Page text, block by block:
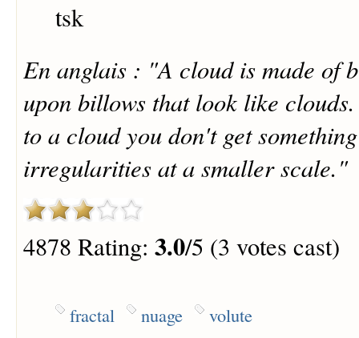
tsk
En anglais : "A cloud is made of
upon billows that look like
to a cloud you don't get
irregularities at a smaller scale."
4878 Rating: 3.0/5 (3 votes cast)
fractal nuage volute